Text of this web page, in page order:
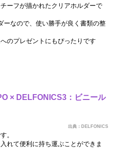
ーフが描かれたクリアホルダーで
ーなので、使い勝手が良く書類の整
のプレゼントにもぴったりです
× DELFONICS3 ：ビニール
出典： DELFONICS
。
れて便利に持ち運ぶことができま